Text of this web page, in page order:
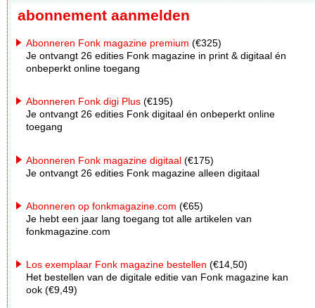
abonnement aanmelden
Abonneren Fonk magazine premium (€325)
Je ontvangt 26 edities Fonk magazine in print & digitaal én
onbeperkt online toegang
Abonneren Fonk digi Plus (€195)
Je ontvangt 26 edities Fonk digitaal én onbeperkt online
toegang
Abonneren Fonk magazine digitaal (€175)
Je ontvangt 26 edities Fonk magazine alleen digitaal
Abonneren op fonkmagazine.com (€65)
Je hebt een jaar lang toegang tot alle artikelen van
fonkmagazine.com
Los exemplaar Fonk magazine bestellen (€14,50)
Het bestellen van de digitale editie van Fonk magazine kan
ook (€9,49)